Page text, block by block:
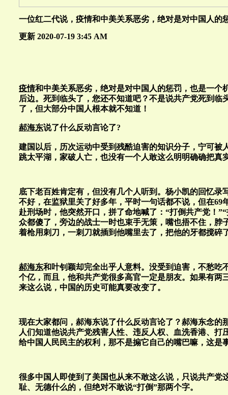
一位红二代说，疫情和中美关系恶劣，绝对是对中国人的
更新 2020-07-19 3:45 AM
疫情和中美关系恶劣，绝对是对中国人的惩罚，也是一个
后边。死到临头了，您还不知道吧？不是说共产党死到临
了，但大部分中国人根本就不知道！
郝海东说了什么反动言论了?
建国以后，历次运动中受到残酷迫害的知识分子，宁可被
跳太平湖，家破人亡，也没有一个人敢这么明明确确把真
底下老百姓肯定有，但没有几个人听到。杨小凯的回忆录
不好，在监狱里关了好多年，平时一句话都不说，但在69
赴刑场时，他突然开口，拼了命地喊了：“打倒共产党！
众都傻了，旁边的战士一时也束手无策，嘴也捂不住，脖
着枪用刺刀，一刺刀就插到他嘴里去了，把他的牙都搅碎
郝海东和叶钊颖却完全出乎人意料。没受到迫害，不愁吃
个亿，而且，他和共产党很多高官一定是朋友。如果有两
来这么说，中国的历史可能真要改变了。
现在大家都问，郝海东说了什么反动言论了？郝海东念的
人们知道他说共产党残害人性、违反人权、血洗香港、打
给中国人民民主的权利，那不是搧它自己的嘴巴嘛，这是
很多中国人即使到了美国也从来不敢这么说，只说共产党
耻、无德什么的，但绝对不敢说“打倒”那两个字。